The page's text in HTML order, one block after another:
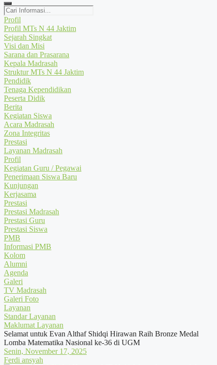
Cari
Informasi...
Profil
Profil MTs N 44 Jaktim
Sejarah Singkat
Visi dan Misi
Sarana dan Prasarana
Kepala Madrasah
Struktur MTs N 44 Jaktim
Pendidik
Tenaga Kependidikan
Peserta Didik
Berita
Kegiatan Siswa
Acara Madrasah
Zona Integritas
Prestasi
Layanan Madrasah
Profil
Kegiatan Guru / Pegawai
Penerimaan Siswa Baru
Kunjungan
Kerjasama
Prestasi
Prestasi Madrasah
Prestasi Guru
Prestasi Siswa
PMB
Informasi PMB
Kolom
Alumni
Agenda
Galeri
TV Madrasah
Galeri Foto
Layanan
Standar Layanan
Maklumat Layanan
Selamat untuk Evan Althaf Shidqi Hirawan Raih Bronze Medal
Lomba Matematika Nasional ke-36 di UGM
Senin, November 17, 2025
Ferdi ansyah